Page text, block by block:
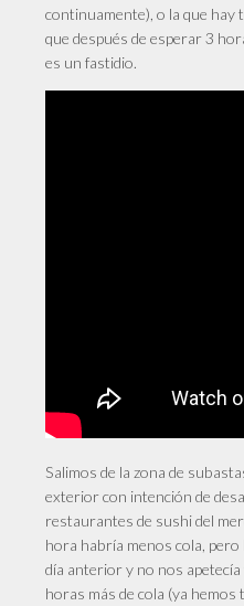
continuamente), o la que hay
que después de esperar 3
es un fastidio.
Salimos de la zona de
exterior con intención de
restaurantes de sushi del
hora habría menos cola,
día anterior y no nos
horas más de cola (ya